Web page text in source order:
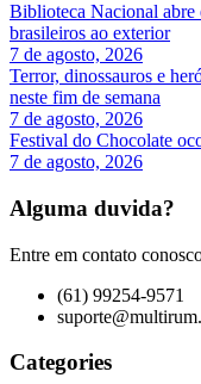
Biblioteca Nacional abre
brasileiros ao exterior
7 de agosto, 2026
Terror, dinossauros e
neste fim de semana
7 de agosto, 2026
Festival do Chocolate
7 de agosto, 2026
Alguma duvida?
Entre em contato
(61) 99254-9571
Categories